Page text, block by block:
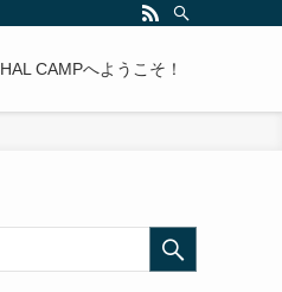
HAL CAMPへようこそ！